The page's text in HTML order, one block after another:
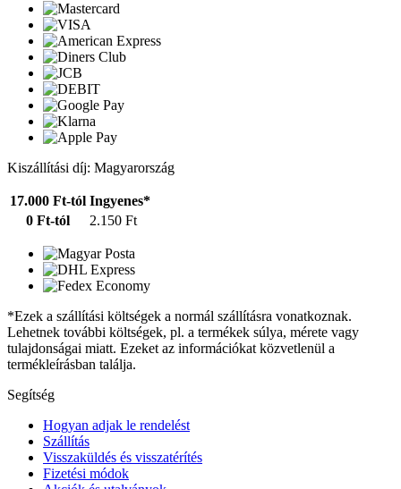
Kiszállítási díj: Magyarország
17.000 Ft-tól Ingyenes*
0 Ft-tól
2.150 Ft
*Ezek a szállítási költségek a normál szállításra vonatkoznak.
Lehetnek további költségek, pl. a termékek súlya, mérete vagy
tulajdonságai miatt. Ezeket az információkat közvetlenül a
termékleírásban találja.
Segítség
Hogyan adjak le rendelést
Szállítás
Visszaküldés és visszatérítés
Fizetési módok